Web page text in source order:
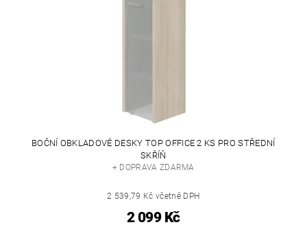
BOČNÍ OBKLADOVÉ DESKY TOP OFFICE 2 KS PRO STŘEDNÍ
SKŘÍŇ
+ DOPRAVA ZDARMA
2 539,79 Kč včetně DPH
2 099 Kč